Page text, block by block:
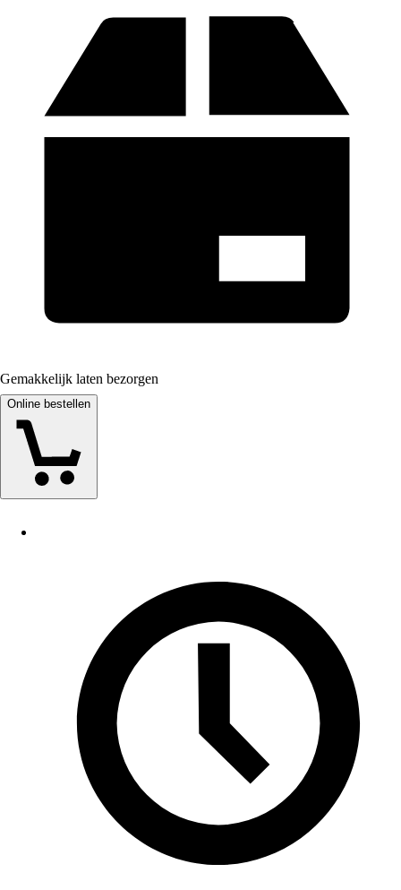
Gemakkelijk laten bezorgen
Online bestellen